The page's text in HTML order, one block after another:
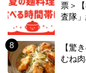
票＞
査隊
【驚
むね